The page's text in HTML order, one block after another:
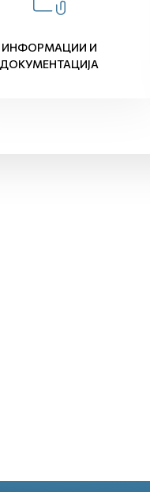
ИНФОРМАЦИИ И
ДОКУМЕНТАЦИЈА